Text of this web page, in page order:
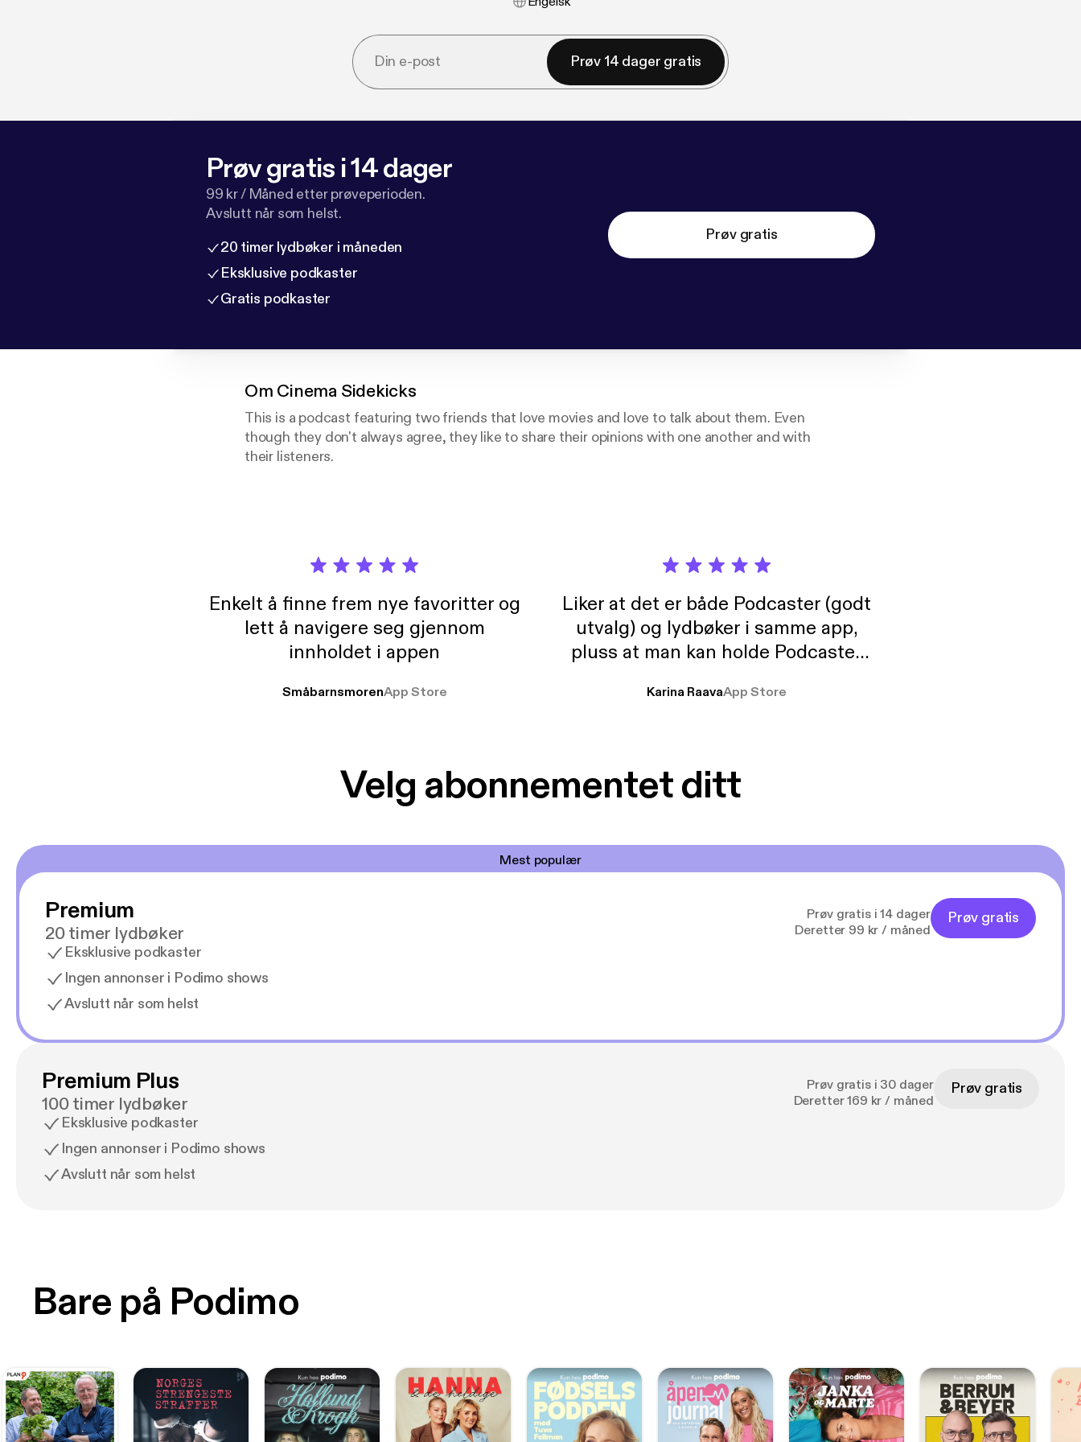
Prøv 14 dager gratis
Prøv gratis i 14 dager
99 kr / Måned etter prøveperioden.
Avslutt når som helst.
20 timer lydbøker i måneden
Eksklusive podkaster
Gratis podkaster
Prøv gratis
Om Cinema Sidekicks
This is a podcast featuring two friends that love movies and love to talk about them. Even
though they don't always agree, they like to share their opinions with one another and with
their listeners.
Enkelt å finne frem nye favoritter og
lett å navigere seg gjennom
innholdet i appen
SmåbarnsmorenApp Store
Liker at det er både Podcaster (godt
utvalg) og lydbøker i samme app,
pluss at man kan holde Podcaster
Karina RaavaApp Store
Velg abonnementet ditt
Mest populær
Premium
20 timer lydbøker
Eksklusive podkaster
Ingen annonser i Podimo shows
Avslutt når som helst
Prøv gratis i 14 dager
Deretter 99 kr / måned
Prøv gratis
Premium Plus
100 timer lydbøker
Eksklusive podkaster
Ingen annonser i Podimo shows
Avslutt når som helst
Prøv gratis i 30 dager
Deretter 169 kr / måned
Prøv gratis
Bare på Podimo